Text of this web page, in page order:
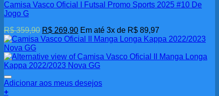
Camisa Vasco Oficial I Futsal Promo Sports 2025 #10 De
Jogo G
R$359,90 O
preço
era:
R$ 359,90.
R$ 269,90O
preço
é:
R$ 269,90.
Em até 3x de R$ 89,97
Adicionar aos meus desejos
+